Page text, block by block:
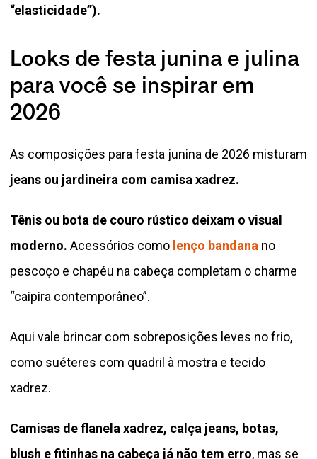
“elasticidade”).
Looks de festa junina e julina
para você se inspirar em
2026
As composições para festa junina de 2026 misturam
jeans ou jardineira com camisa xadrez.
Tênis ou bota de couro rústico deixam o visual
moderno. Acessórios como lenço bandana no
pescoço e chapéu na cabeça completam o charme
“caipira contemporâneo”.
Aqui vale brincar com sobreposições leves no frio,
como suéteres com quadril à mostra e tecido
xadrez.
Camisas de flanela xadrez, calça jeans, botas,
blush e fitinhas na cabeça já não tem erro, mas se